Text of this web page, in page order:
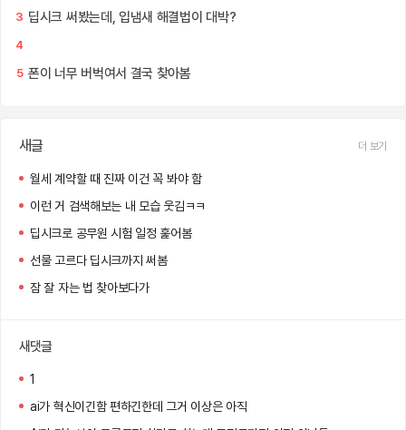
3 딥시크 써봤는데, 입냄새 해결법이 대박?
4
5 폰이 너무 버벅여서 결국 찾아봄
새글 더 보기
월세 계약할 때 진짜 이건 꼭 봐야 함
이런 거 검색해보는 내 모습 웃김ㅋㅋ
딥시크로 공무원 시험 일정 훑어봄
선물 고르다 딥시크까지 써봄
잠 잘 자는 법 찾아보다가
새댓글
1
ai가 혁신이긴함 편하긴한데 그거 이상은 아직